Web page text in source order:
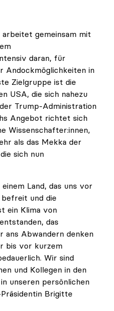
gemeinsam mit
daran, für
Andockmöglichkeiten in
Zielgruppe ist die
USA, die sich nahezu
Trump-Administration
Angebot richtet sich
Wissenschafter:innen,
als das Mekka der
sich nun
Land, das uns vor
und die
ein Klima von
das
ans Abwandern denken
bis vor kurzem
Wir sind
und Kollegen in den
unseren persönlichen
Brigitte